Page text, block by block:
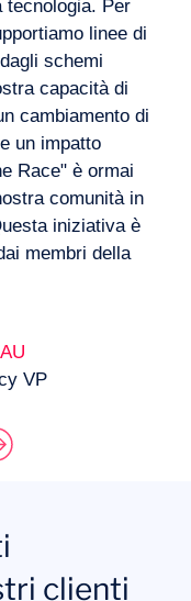
tecnologia. Per
linee di
schemi
capacità di
cambiamento di
un impatto
Race" è ormai
comunità in
iniziativa è
membri della
VP
clienti